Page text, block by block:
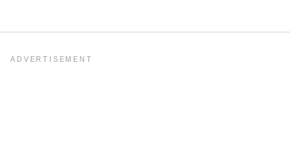
ADVERTISEMENT